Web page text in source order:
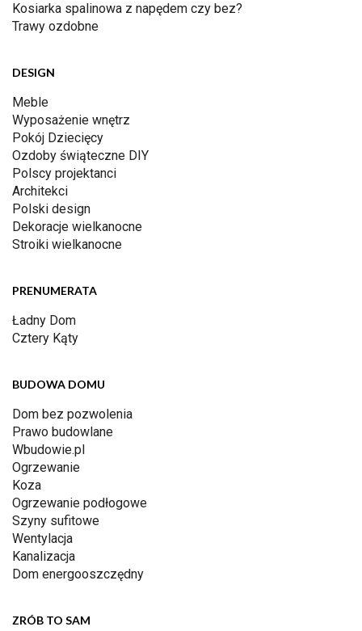
Kosiarka spalinowa z napędem czy bez?
Trawy ozdobne
DESIGN
Meble
Wyposażenie wnętrz
Pokój Dziecięcy
Ozdoby świąteczne DIY
Polscy projektanci
Architekci
Polski design
Dekoracje wielkanocne
Stroiki wielkanocne
PRENUMERATA
Ładny Dom
Cztery Kąty
BUDOWA DOMU
Dom bez pozwolenia
Prawo budowlane
Wbudowie.pl
Ogrzewanie
Koza
Ogrzewanie podłogowe
Szyny sufitowe
Wentylacja
Kanalizacja
Dom energooszczędny
ZRÓB TO SAM